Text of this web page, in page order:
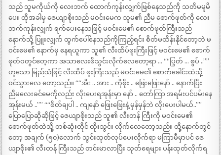
သည် သူမကိုယ်ကို လေးဘက် ထောက်ကုန်းလျှက်ဖြစ်နေသည်ကို သတိမမူမိ
ပေ။ ထိုအခါမှ ဇေယျာစိုးသည် မဝင်းမေက သူမ၏ ညီမ စောက်ဖုတ်ကို လေး
ဘက်ကုန်းလျှက် ရက်ပေးနေသဖြင့် မဝင်းမေ၏ စောက်ဖုတ်ကြီးသည်
နောက်သို့ ပြူးလျှက် ထွက်ပေါ်နေသည်ကိုကြည့်ရင်း စိတ်မထိန်းနိုင်တော့ဘဲ မ
ဝင်းမေ၏ နောက်မှ နေရယူကာ သူ၏ လီးထိပ်ဖူးကြီးဖြင့် မဝင်းမေ၏ စောက်
ဖုတ်ဝတွင်တေ့ကာ အသာလေးဖိသွင်းလိုက်လေတော့ရာ … ““ပြွတ် … စွပ် ..””
ဟူသော မြည်သံဖြင့် လီးထိပ် ဖူးကြီးသည် မဝင်းမေ၏ စောက်ခေါင်းထဲသို့
ဝင်သွားလေ တော့သည်။ ““အီး .. အား .. ကိုစိုး .. ဖြေးဖြေးနော် .. နောက်ပြီး
ညီမလေးခင်မေကိုလည်း လိုးပေးရအုန်းမှာ နော် .. တော်ကြာ အရမ်းပင်ပမ်းနေ
အုန်းမယ် ..”” ““စိတ်ချပါ .. ကျနော် ဖြေးဖြေးနဲ့ မှန်မှန်ဘဲ လိုးပေးပါမယ်..””
ပြောပြောဆိုဆိုဖြင့် ဇေယျာစိုးသည် သူ၏ လီးတန် ကြီးကို မဝင်းမေ၏
စောက်ဖုတ်ထဲသို့ တစ်ဆုံးတိုင် ထိုးသွင်း လိုက်လေတော့သည်။ ထို့နောက်တွင်
တော့ အချက် (၅၀)လောက် သွင်းထုတ်လုပ်ပေးလိုက်ရာ မကြာမီမှာပင် ဇေ
ယျာစိုး၏ လီးတန် ကြီးသည် တင်းမာလာပြီး သုတ်ရေများ ပန်းထုတ်လိုက်ရ